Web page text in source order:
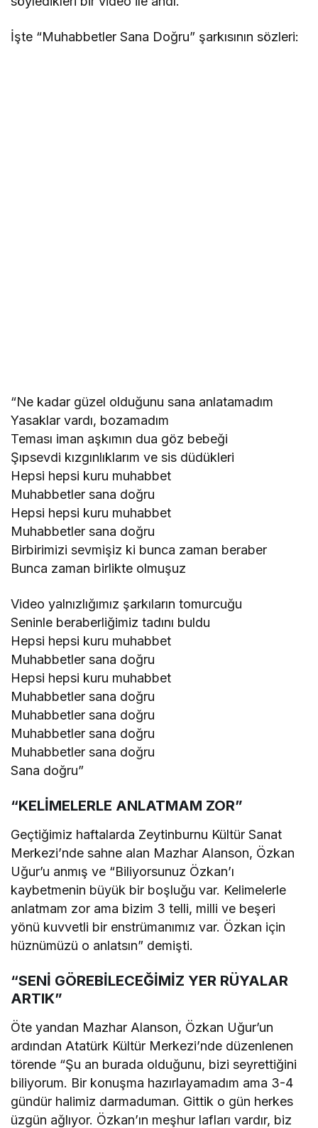
İşte “Muhabbetler Sana Doğru” şarkısının sözleri:
“Ne kadar güzel olduğunu sana anlatamadım
Yasaklar vardı, bozamadım
Teması iman aşkımın dua göz bebeği
Şıpsevdi kızgınlıklarım ve sis düdükleri
Hepsi hepsi kuru muhabbet
Muhabbetler sana doğru
Hepsi hepsi kuru muhabbet
Muhabbetler sana doğru
Birbirimizi sevmişiz ki bunca zaman beraber
Bunca zaman birlikte olmuşuz
Video yalnızlığımız şarkıların tomurcuğu
Seninle beraberliğimiz tadını buldu
Hepsi hepsi kuru muhabbet
Muhabbetler sana doğru
Hepsi hepsi kuru muhabbet
Muhabbetler sana doğru
Muhabbetler sana doğru
Muhabbetler sana doğru
Muhabbetler sana doğru
Sana doğru”
“KELİMELERLE ANLATMAM ZOR”
Geçtiğimiz haftalarda Zeytinburnu Kültür Sanat
Merkezi’nde sahne alan Mazhar Alanson, Özkan
Uğur’u anmış ve “Biliyorsunuz Özkan’ı
kaybetmenin büyük bir boşluğu var. Kelimelerle
anlatmam zor ama bizim 3 telli, milli ve beşeri
yönü kuvvetli bir enstrümanımız var. Özkan için
hüznümüzü o anlatsın” demişti.
“SENİ GÖREBİLECEĞİMİZ YER RÜYALAR
ARTIK”
Öte yandan Mazhar Alanson, Özkan Uğur’un
ardından Atatürk Kültür Merkezi’nde düzenlenen
törende “Şu an burada olduğunu, bizi seyrettiğini
biliyorum. Bir konuşma hazırlayamadım ama 3-4
gündür halimiz darmaduman. Gittik o gün herkes
üzgün ağlıyor. Özkan’ın meşhur lafları vardır, biz